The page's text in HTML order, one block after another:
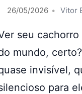
26/05/2026 Vitor
seu
mundo,
invisível,
para